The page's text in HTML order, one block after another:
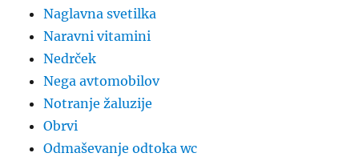
Naglavna svetilka
Naravni vitamini
Nedrček
Nega avtomobilov
Notranje žaluzije
Obrvi
Odmaševanje odtoka wc